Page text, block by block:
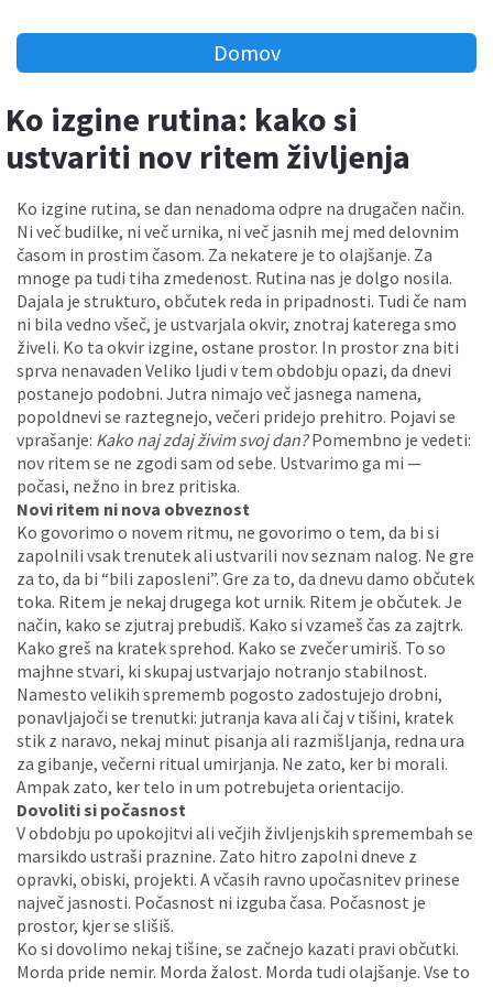
Domov
Ko izgine rutina: kako si
ustvariti nov ritem življenja
Ko izgine rutina, se dan nenadoma odpre na drugačen način.
Ni več budilke, ni več urnika, ni več jasnih mej med delovnim
časom in prostim časom. Za nekatere je to olajšanje. Za
mnoge pa tudi tiha zmedenost. Rutina nas je dolgo nosila.
Dajala je strukturo, občutek reda in pripadnosti. Tudi če nam
ni bila vedno všeč, je ustvarjala okvir, znotraj katerega smo
živeli. Ko ta okvir izgine, ostane prostor. In prostor zna biti
sprva nenavaden Veliko ljudi v tem obdobju opazi, da dnevi
postanejo podobni. Jutra nimajo več jasnega namena,
popoldnevi se raztegnejo, večeri pridejo prehitro. Pojavi se
vprašanje: Kako naj zdaj živim svoj dan?Pomembno je vedeti:
nov ritem se ne zgodi sam od sebe. Ustvarimo ga mi —
počasi, nežno in brez pritiska.
Novi ritem ni nova obveznost
Ko govorimo o novem ritmu, ne govorimo o tem, da bi si
zapolnili vsak trenutek ali ustvarili nov seznam nalog. Ne gre
za to, da bi “bili zaposleni”. Gre za to, da dnevu damo občutek
toka. Ritem je nekaj drugega kot urnik. Ritem je občutek. Je
način, kako se zjutraj prebudiš. Kako si vzameš čas za zajtrk.
Kako greš na kratek sprehod. Kako se zvečer umiriš. To so
majhne stvari, ki skupaj ustvarjajo notranjo stabilnost.
Namesto velikih sprememb pogosto zadostujejo drobni,
ponavljajoči se trenutki: jutranja kava ali čaj v tišini, kratek
stik z naravo, nekaj minut pisanja ali razmišljanja, redna ura
za gibanje, večerni ritual umirjanja. Ne zato, ker bi morali.
Ampak zato, ker telo in um potrebujeta orientacijo.
Dovoliti si počasnost
V obdobju po upokojitvi ali večjih življenjskih spremembah se
marsikdo ustraši praznine. Zato hitro zapolni dneve z
opravki, obiski, projekti. A včasih ravno upočasnitev prinese
največ jasnosti. Počasnost ni izguba časa. Počasnost je
prostor, kjer se slišiš.
Ko si dovolimo nekaj tišine, se začnejo kazati pravi občutki.
Morda pride nemir. Morda žalost. Morda tudi olajšanje. Vse to